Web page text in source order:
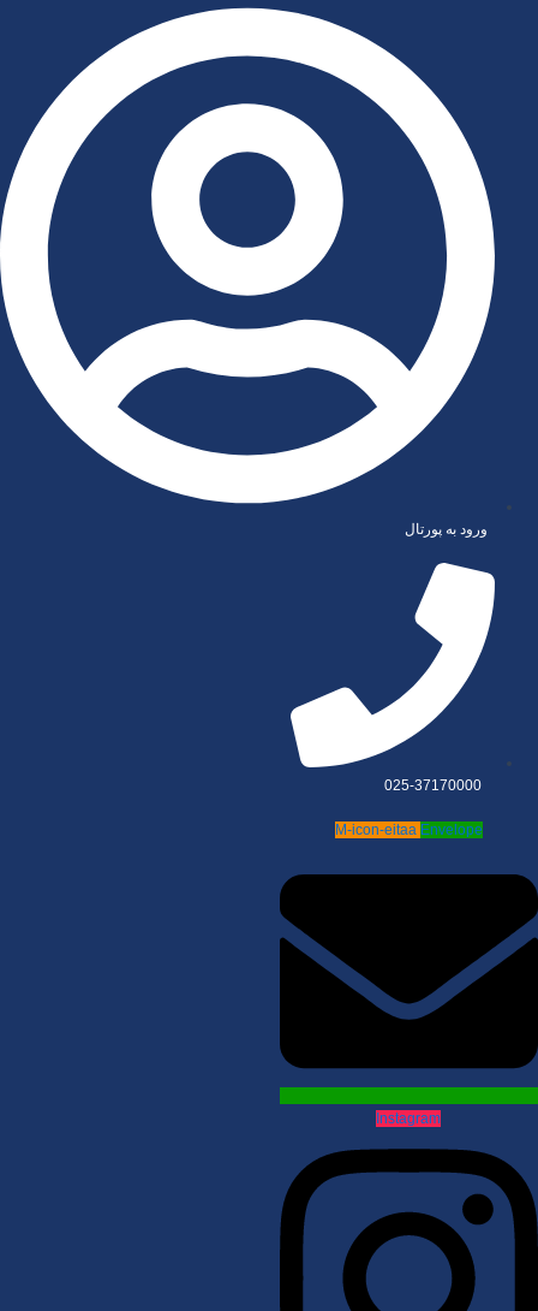
ورود به پورتال
025-37170000
M-icon-eitaa Envelope
Instagram